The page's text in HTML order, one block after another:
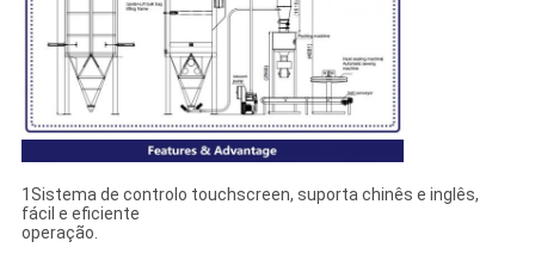
1Sistema de controlo touchscreen, suporta chinês e inglês,
fácil e eficiente
operação.